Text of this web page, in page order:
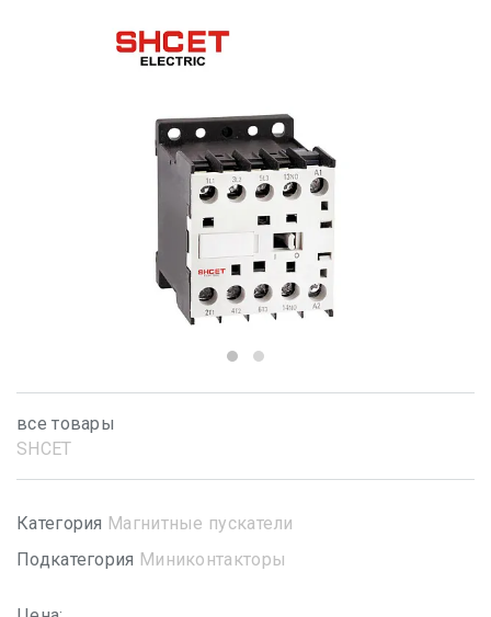
все товары
SHСET
Категория Магнитные пускатели
Подкатегория Миниконтакторы